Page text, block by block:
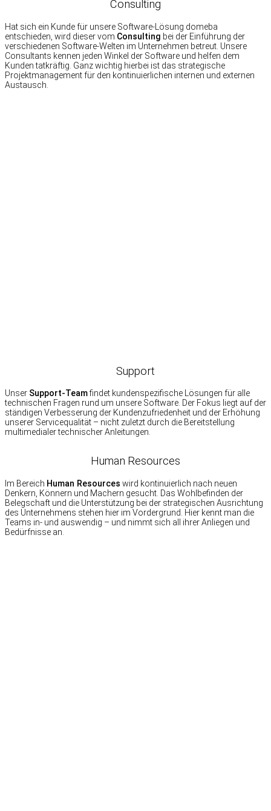
Consulting
Hat sich ein Kunde für unsere Software-Lösung domeba
entschieden, wird dieser vom Consulting bei der Einführung der
verschiedenen Software-Welten im Unternehmen betreut. Unsere
Consultants kennen jeden Winkel der Software und helfen dem
Kunden tatkräftig. Ganz wichtig hierbei ist das strategische
Projektmanagement für den kontinuierlichen internen und externen
Austausch.
Support
Unser Support-Teamfindet kundenspezifische Lösungen für alle
technischen Fragen rund um unsere Software. Der Fokus liegt auf der
ständigen Verbesserung der Kundenzufriedenheit und der Erhöhung
unserer Servicequalität – nicht zuletzt durch die Bereitstellung
multimedialer technischer Anleitungen.
Human Resources
Im Bereich Human Resources wird kontinuierlich nach neuen
Denkern, Könnern und Machern gesucht. Das Wohlbefinden der
Belegschaft und die Unterstützung bei der strategischen Ausrichtung
des Unternehmens stehen hier im Vordergrund. Hier kennt man die
Teams in- und auswendig – und nimmt sich all ihrer Anliegen und
Bedürfnisse an.